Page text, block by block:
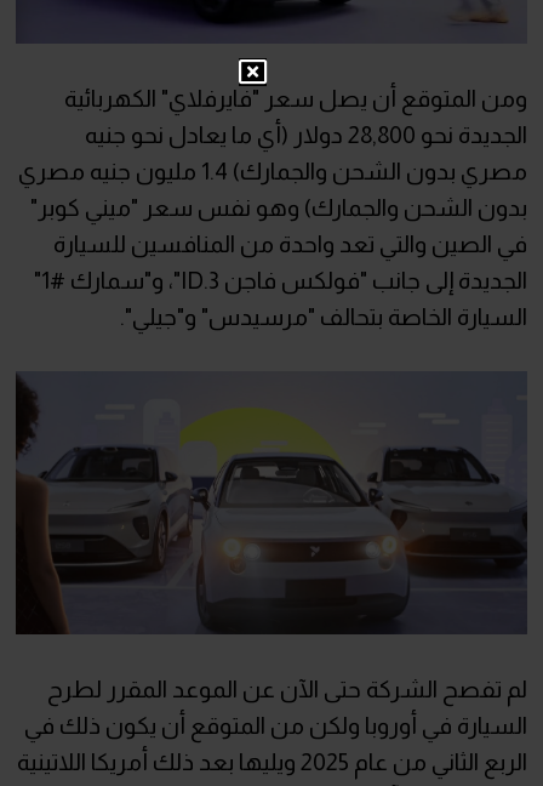
ومن المتوقع أن يصل سعر "فايرفلاي" الكهربائية
الجديدة نحو 28,800 دولار (أي ما يعادل نحو جنيه
مصري بدون الشحن والجمارك) 1.4 مليون جنيه مصري
بدون الشحن والجمارك) وهو نفس سعر "ميني كوبر"
في الصين والتي تعد واحدة من المنافسين للسيارة
الجديدة إلى جانب "فولكس فاجن ID.3"، و"سمارك #1"
السيارة الخاصة بتحالف "مرسيدس" و"جيلي".
لم تفصح الشركة حتى الآن عن الموعد المقرر لطرح
السيارة في أوروبا ولكن من المتوقع أن يكون ذلك في
الربع الثاني من عام 2025 ويليها بعد ذلك أمريكا اللاتينية